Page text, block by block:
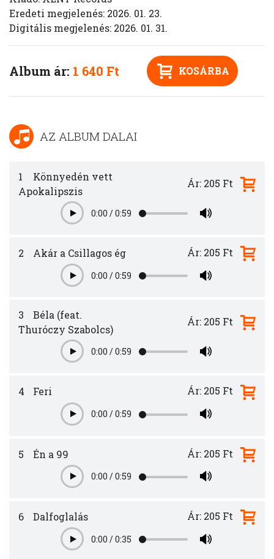
Eredeti megjelenés: 2026. 01. 23.
Digitális megjelenés: 2026. 01. 31.
Album ár: 1 640 Ft KOSÁRBA
AZ ALBUM DALAI
1
Könnyedén vett
Apokalipszis
Play0:00 /0:59
Ár: 205 Ft
2 Akár a Csillagos ég
Play0:00 /0:59
Ár: 205 Ft
3
Béla (feat.
Thuróczy Szabolcs)
Play0:00 /0:59
Ár: 205 Ft
4 Feri
Play0:00 /0:59
Ár: 205 Ft
5 Én a 99
Play0:00 /0:59
Ár: 205 Ft
6 Dalfoglalás
Play0:00 /0:35
Ár: 205 Ft